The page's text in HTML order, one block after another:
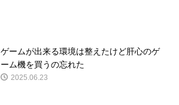
ゲームが出来る環境は整えたけど肝心のゲ
ーム機を買うの忘れた
2025.06.23